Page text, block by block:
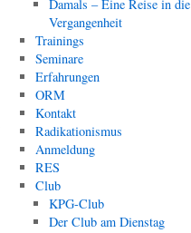
Damals – Eine Reise in die
Vergangenheit
Trainings
Seminare
Erfahrungen
ORM
Kontakt
Radikationismus
Anmeldung
RES
Club
KPG-Club
Der Club am Dienstag